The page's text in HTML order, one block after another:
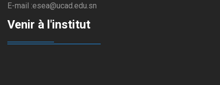
E-mail :esea@ucad.edu.sn
Venir à l'institut